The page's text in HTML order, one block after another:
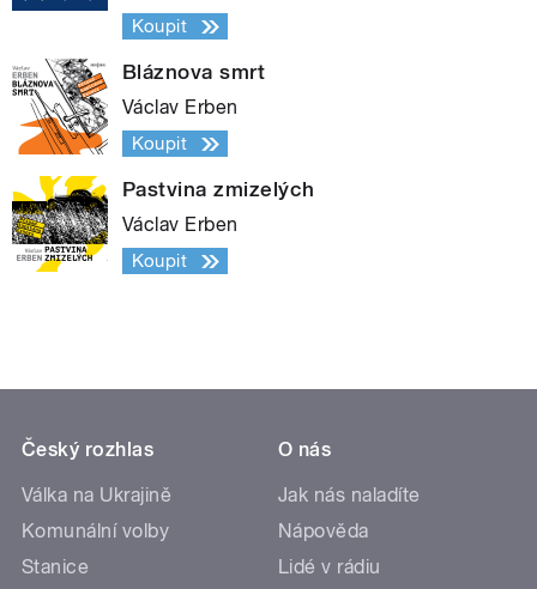
Koupit
Bláznova smrt
Václav Erben
Koupit
Pastvina zmizelých
Václav Erben
Koupit
Český rozhlas
Válka na Ukrajině
Komunální volby
Stanice
O nás
Jak nás naladíte
Nápověda
Lidé v rádiu